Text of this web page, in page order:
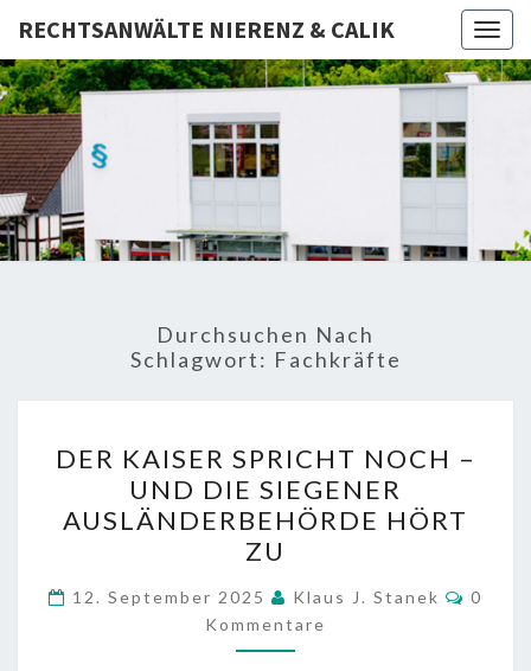
RECHTSANWÄLTE NIERENZ & CALIK
Rechtsanwälte
Durchsuchen Nach
Schlagwort: Fachkräfte
KAISER
SPRICHT
NOCH
–
UND
DIE
SIEGENER
DER KAISER SPRICHT NOCH –
UND DIE SIEGENER
AUSLÄNDERBEHÖRDE HÖRT
ZU
12. September 2025 Klaus J. Stanek
0
Kommentare